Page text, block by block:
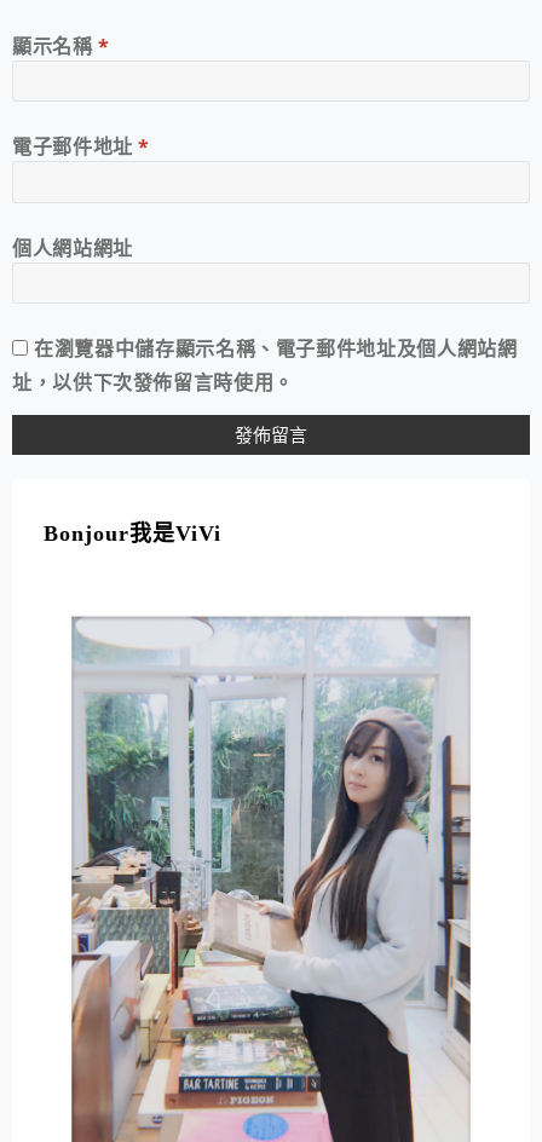
顯示名稱*
電子郵件地址*
個人網站網址
在瀏覽器中儲存顯示名稱、電子郵件地址及個人網站網
址，以供下次發佈留言時使用。
Bonjour我是ViVi